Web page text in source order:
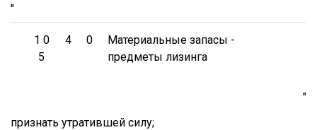
"
1 0
5
4 0
Материальные запасы -
предметы лизинга
"
признать утратившей силу;